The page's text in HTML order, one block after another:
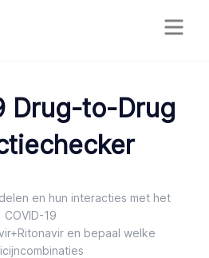
Drug-to-Drug
en hun interacties met het
COVID-19
en bepaal welke